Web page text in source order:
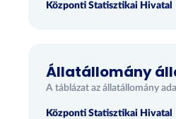
Központi Statisztikai Hivatal
Állatállomány
A táblázat az állatállomány
Központi Statisztikai Hivatal